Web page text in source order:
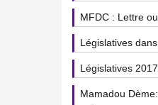
MFDC : Lettre
Législatives
Législatives 2017
Mamadou